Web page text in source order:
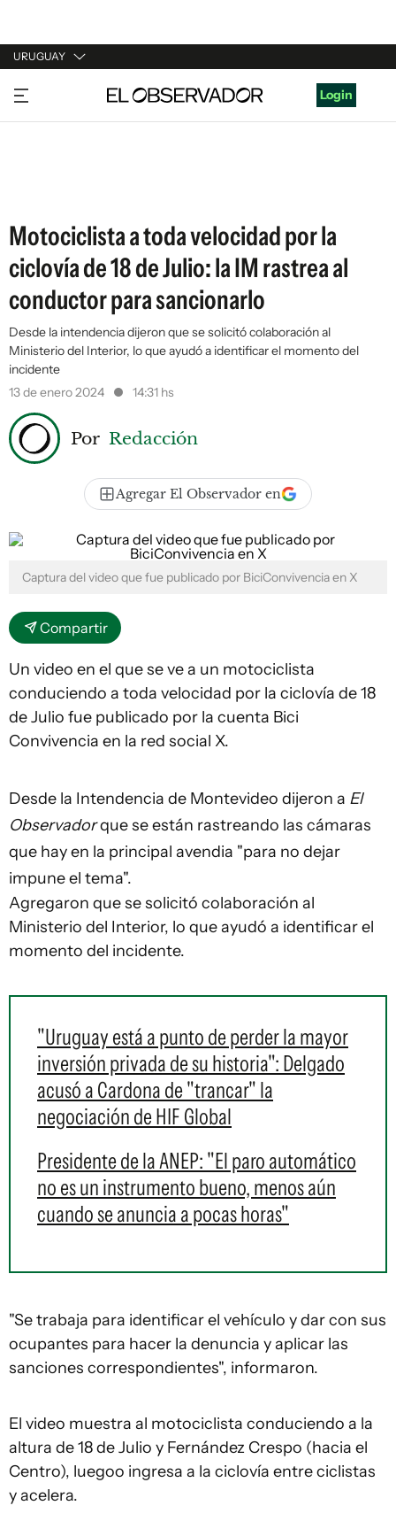
URUGUAY
URUGUAY
ARGENTINA
Login
Motociclista a toda velocidad por la
ciclovía de 18 de Julio: la IM rastrea al
conductor para sancionarlo
Desde la intendencia dijeron que se solicitó colaboración al
Ministerio del Interior, lo que ayudó a identificar el momento del
incidente
13 de enero 2024
14:31 hs
Por Redacción
Agregar El Observador en
Captura del video que fue publicado por BiciConvivencia en X
Compartir
Un video en el que se ve a un motociclista
conduciendo a toda velocidad por la ciclovía de 18
de Julio fue publicado por la cuenta Bici
Convivencia en la red social X.
Desde la Intendencia de Montevideo dijeron a El
Observadorque se están rastreando las cámaras
que hay en la principal avendia "para no dejar
impune el tema".
Agregaron que se solicitó colaboración al
Ministerio del Interior, lo que ayudó a identificar el
momento del incidente.
"Uruguay está a punto de perder la mayor
inversión privada de su historia": Delgado
acusó a Cardona de "trancar" la
negociación de HIF Global
Presidente de la ANEP: "El paro automático
no es un instrumento bueno, menos aún
cuando se anuncia a pocas horas"
"Se trabaja para identificar el vehículo y dar con sus
ocupantes para hacer la denuncia y aplicar las
sanciones correspondientes", informaron.
El video muestra al motociclista conduciendo a la
altura de 18 de Julio y Fernández Crespo (hacia el
Centro), luegoo ingresa a la ciclovía entre ciclistas
y acelera.